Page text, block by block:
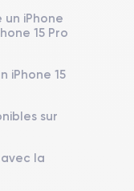
écran
pixels
interne
iPhone
15 Pro
iPhone 15
sur
la